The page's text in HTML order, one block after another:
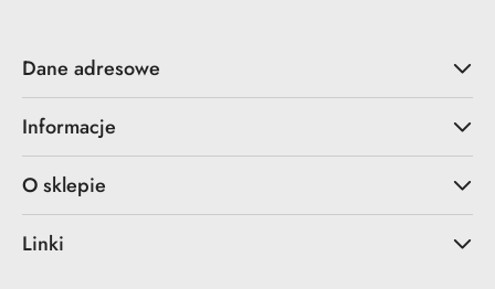
Dane adresowe
Informacje
O sklepie
Linki